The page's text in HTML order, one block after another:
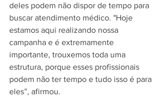
deles podem não dispor de tempo para
buscar atendimento médico. "Hoje
estamos aqui realizando nossa
campanha e é extremamente
importante, trouxemos toda uma
estrutura, porque esses profissionais
podem não ter tempo e tudo isso é para
eles”, afirmou.